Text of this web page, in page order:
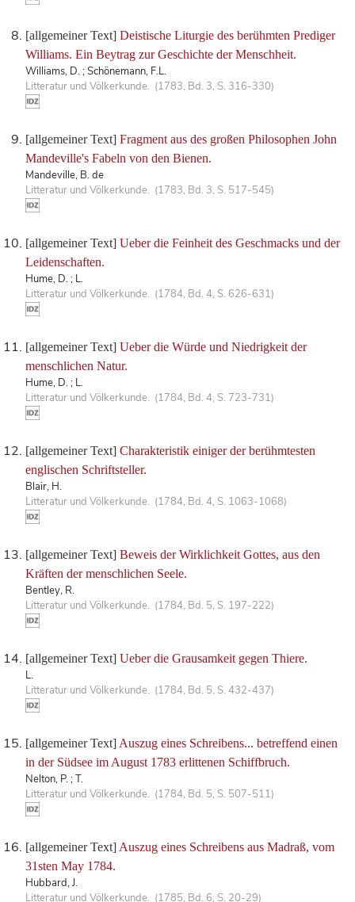
[allgemeiner Text] Deistische Liturgie des berühmten Prediger
Williams. Ein Beytrag zur Geschichte der Menschheit.
Williams, D. ; Schönemann, F.L.
Litteratur und Völkerkunde. (1783, Bd. 3, S. 316-330)
[allgemeiner Text] Fragment aus des großen Philosophen John
Mandeville's Fabeln von den Bienen.
Mandeville, B. de
Litteratur und Völkerkunde. (1783, Bd. 3, S. 517-545)
[allgemeiner Text] Ueber die Feinheit des Geschmacks und der
Leidenschaften.
Hume, D. ; L.
Litteratur und Völkerkunde. (1784, Bd. 4, S. 626-631)
[allgemeiner Text] Ueber die Würde und Niedrigkeit der
menschlichen Natur.
Hume, D. ; L.
Litteratur und Völkerkunde. (1784, Bd. 4, S. 723-731)
[allgemeiner Text] Charakteristik einiger der berühmtesten
englischen Schriftsteller.
Blair, H.
Litteratur und Völkerkunde. (1784, Bd. 4, S. 1063-1068)
[allgemeiner Text] Beweis der Wirklichkeit Gottes, aus den
Kräften der menschlichen Seele.
Bentley, R.
Litteratur und Völkerkunde. (1784, Bd. 5, S. 197-222)
[allgemeiner Text] Ueber die Grausamkeit gegen Thiere.
L.
Litteratur und Völkerkunde. (1784, Bd. 5, S. 432-437)
[allgemeiner Text] Auszug eines Schreibens... betreffend einen
in der Südsee im August 1783 erlittenen Schiffbruch.
Nelton, P. ; T.
Litteratur und Völkerkunde. (1784, Bd. 5, S. 507-511)
[allgemeiner Text] Auszug eines Schreibens aus Madraß, vom
31sten May 1784.
Hubbard, J.
Litteratur und Völkerkunde. (1785, Bd. 6, S. 20-29)